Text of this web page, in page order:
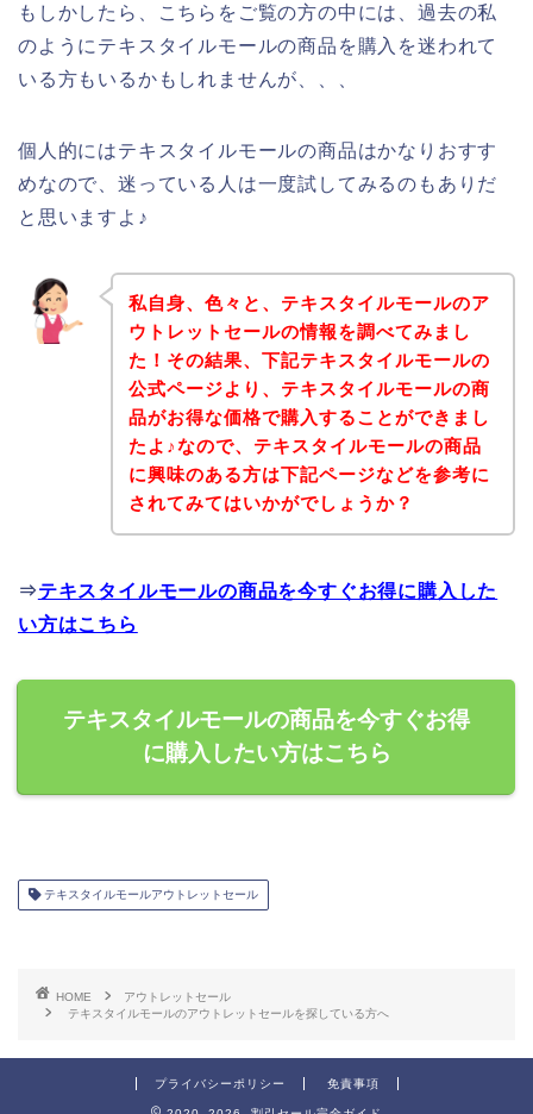
もしかしたら、こちらをご覧の方の中には、過去の私
のようにテキスタイルモールの商品を購入を迷われて
いる方もいるかもしれませんが、、、
個人的にはテキスタイルモールの商品はかなりおすす
めなので、迷っている人は一度試してみるのもありだ
と思いますよ♪
私自身、色々と、テキスタイルモールのア
ウトレットセールの情報を調べてみまし
た！その結果、下記テキスタイルモールの
公式ページより、テキスタイルモールの商
品がお得な価格で購入することができまし
たよ♪なので、テキスタイルモールの商品
に興味のある方は下記ページなどを参考に
されてみてはいかがでしょうか？
⇒テキスタイルモールの商品を今すぐお得に購入した
い方はこちら
テキスタイルモールの商品を今すぐお得
に購入したい方はこちら
テキスタイルモールアウトレットセール
HOME
アウトレットセール
テキスタイルモールのアウトレットセールを探している方へ
プライバシーポリシー 免責事項